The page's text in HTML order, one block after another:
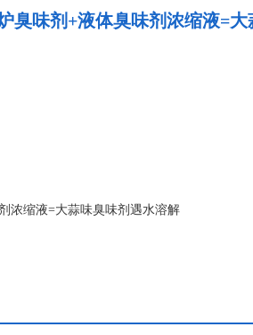
臭味剂+液体臭味剂浓缩液=
浓缩液=大蒜味臭味剂遇水溶解